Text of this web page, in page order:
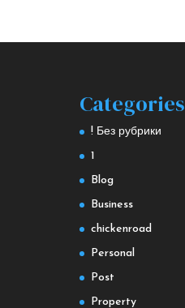
Categories
! Без рубрики
1
Blog
Business
chickenroad
Personal
Post
Property